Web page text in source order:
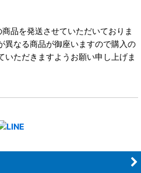
品を発送させていただいておりま
異なる商品が御座いますので購入の
ただきますようお願い申し上げま